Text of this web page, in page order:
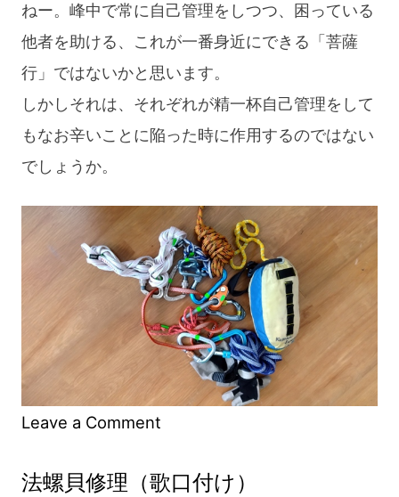
ねー。峰中で常に自己管理をしつつ、困っている
他者を助ける、これが一番身近にできる「菩薩
行」ではないかと思います。
しかしそれは、それぞれが精一杯自己管理をして
もなお辛いことに陥った時に作用するのではない
でしょうか。
Leave a Comment
薩
法螺貝修理（歌口付け）